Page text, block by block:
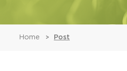
Home > Post